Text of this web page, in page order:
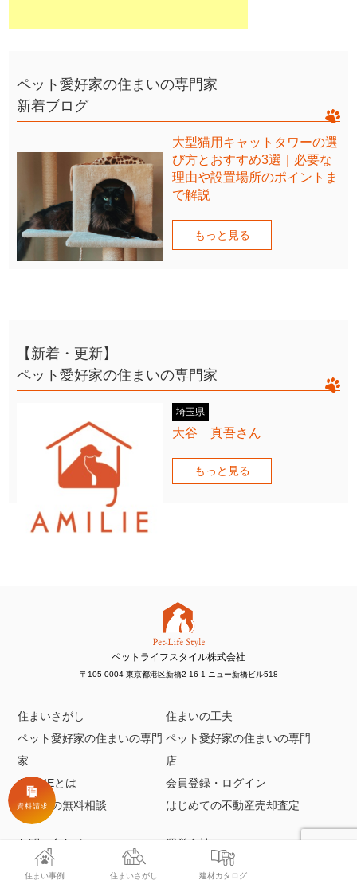
ペット愛好家の住まいの専門家
新着ブログ
大型猫用キャットタワーの選
び方とおすすめ3選｜必要な
理由や設置場所のポイントま
で解説
もっと見る
【新着・更新】
ペット愛好家の住まいの専門家
埼玉県
大谷 真吾さん
もっと見る
ペットライフスタイル株式会社
〒105-0004 東京都港区新橋2-16-1 ニュー新橋ビル518
住まいさがし
住まいの工夫
ペット愛好家の住まいの専門
家
ペット愛好家の住まいの専門
店
AMILIEとは
会員登録・ログイン
住まいの無料相談
はじめての不動産売却査定
お問い合わせ
運営会社
利用規約
プライバシーポリシー
住まい事例 住まいさがし 建材カタログ